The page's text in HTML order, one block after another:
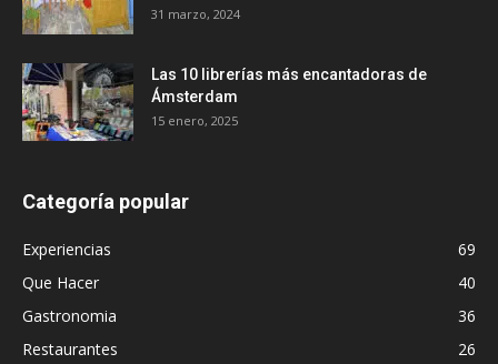
31 marzo, 2024
Las 10 librerías más encantadoras de
Ámsterdam
15 enero, 2025
Categoría popular
Experiencias
69
Que Hacer
40
Gastronomia
36
Restaurantes
26